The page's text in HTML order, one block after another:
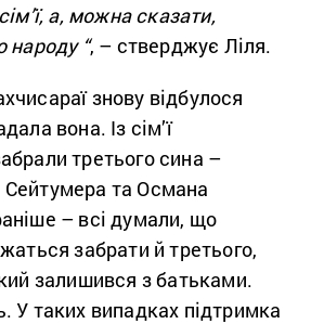
а, можна сказати,
народу “, – стверджує Ліля.
знову відбулося
вона. Із сім’ї
третього сина –
та Османа
– всі думали, що
забрати й третього,
залишився з батьками.
У таких випадках підтримка